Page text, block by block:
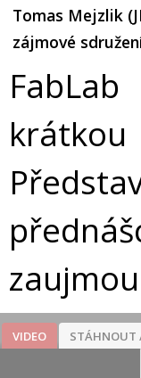
Tomas Mejzlik
zájmové
VIDEO STÁHNOUT